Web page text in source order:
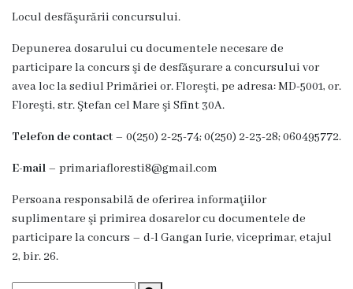
Casa
de
cultură
Stadionul
orășenesc
Florești
Alegeri
Contacte
Locul desfăşurării concursului.
Depunerea dosarului cu documentele necesare de
participare la concurs şi de desfăşurare a concursului vor
avea loc la sediul Primăriei or. Floreşti, pe adresa: MD-5001, or.
Floreşti, str. Ştefan cel Mare şi Sfînt 30A.
Telefon de contact – 0(250) 2-25-74; 0(250) 2-23-28; 060495772.
E-mail – primariafloresti8@gmail.com
Persoana responsabilă de oferirea informaţiilor
suplimentare şi primirea dosarelor cu documentele de
participare la concurs – d-l Gangan Iurie, viceprimar, etajul
2, bir. 26.